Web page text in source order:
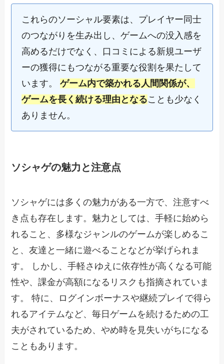
これらのソーシャル要素は、プレイヤー同士
のつながりを生み出し、ゲームへの没入感を
高めるだけでなく、口コミによる新規ユーザ
ーの獲得にもつながる重要な役割を果たして
います。ゲーム内で築かれる人間関係が、
ゲームを長く続ける理由となることも少なく
ありません。
ソシャゲの魅力と注意点
ソシャゲには多くの魅力がある一方で、注意すべ
き点も存在します。魅力としては、手軽に始めら
れること、多様なジャンルのゲームが楽しめるこ
と、友達と一緒に遊べることなどが挙げられま
す。 しかし、手軽さゆえに依存性が高くなる可能
性や、課金が高額になるリスクも指摘されていま
す。 特に、ログインボーナスや継続プレイで得ら
れるアイテムなど、毎日ゲームを続けるための工
夫がされているため、やめ時を見失いがちになる
こともあります。